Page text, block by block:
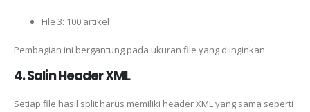
File 3: 100 artikel
Pembagian ini bergantung pada ukuran file yang diinginkan.
4. Salin Header XML
Setiap file hasil split harus memiliki header XML yang sama seperti